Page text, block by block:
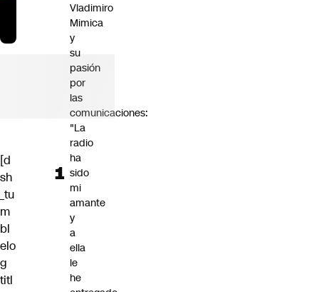
[d
sh
_tu
m
bl
elo
g
titl
Vladimiro
Mimica
y
su
pasión
por
las
comunicaciones:
"La
radio
ha
sido
mi
amante
y
a
ella
le
he